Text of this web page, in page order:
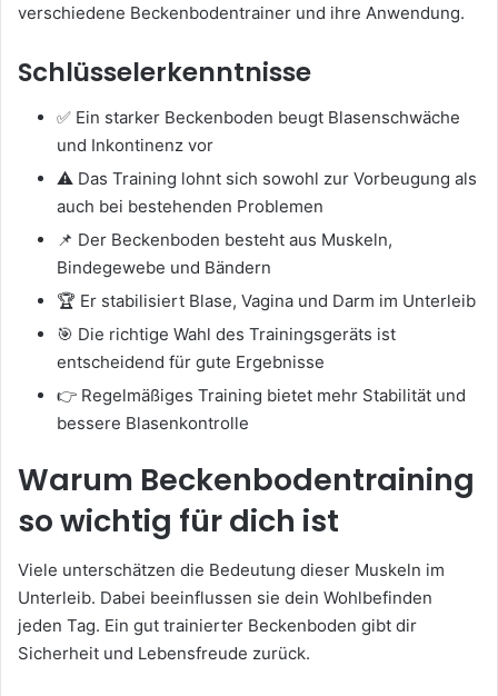
verschiedene Beckenbodentrainer und ihre Anwendung.
Schlüsselerkenntnisse
✅ Ein starker Beckenboden beugt Blasenschwäche
und Inkontinenz vor
⚠️ Das Training lohnt sich sowohl zur Vorbeugung als
auch bei bestehenden Problemen
📌 Der Beckenboden besteht aus Muskeln,
Bindegewebe und Bändern
🏆 Er stabilisiert Blase, Vagina und Darm im Unterleib
🎯 Die richtige Wahl des Trainingsgeräts ist
entscheidend für gute Ergebnisse
👉 Regelmäßiges Training bietet mehr Stabilität und
bessere Blasenkontrolle
Warum Beckenbodentraining
so wichtig für dich ist
Viele unterschätzen die Bedeutung dieser Muskeln im
Unterleib. Dabei beeinflussen sie dein Wohlbefinden
jeden Tag. Ein gut trainierter Beckenboden gibt dir
Sicherheit und Lebensfreude zurück.